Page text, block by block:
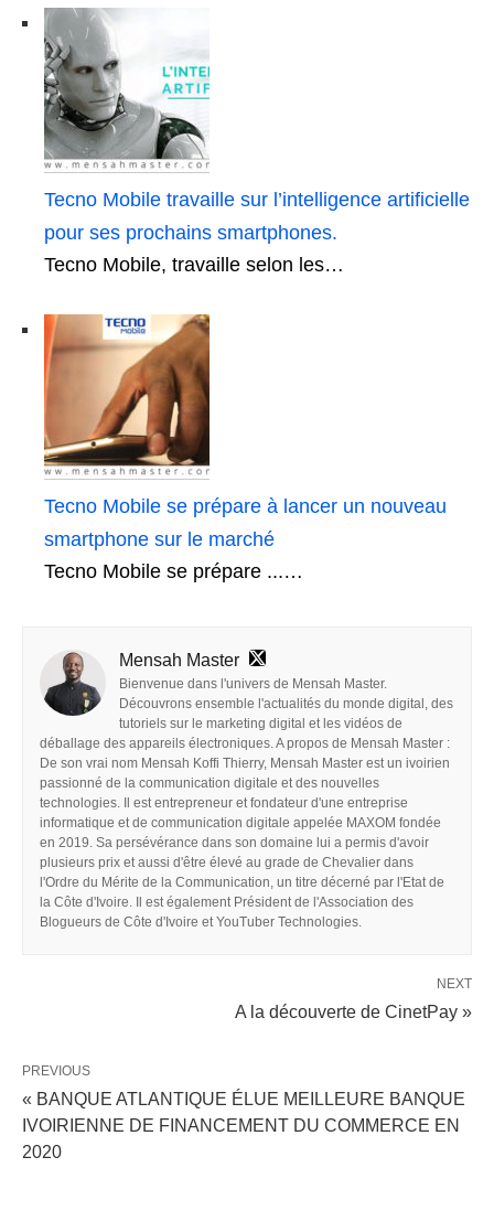
Tecno Mobile travaille sur l’intelligence artificielle
pour ses prochains smartphones.
Tecno Mobile, travaille selon les…
Tecno Mobile se prépare à lancer un nouveau
smartphone sur le marché
Tecno Mobile se prépare ...…
Mensah Master
Bienvenue dans l'univers de Mensah Master.
Découvrons ensemble l'actualités du monde digital, des
tutoriels sur le marketing digital et les vidéos de
déballage des appareils électroniques. A propos de Mensah Master :
De son vrai nom Mensah Koffi Thierry, Mensah Master est un ivoirien
passionné de la communication digitale et des nouvelles
technologies. Il est entrepreneur et fondateur d'une entreprise
informatique et de communication digitale appelée MAXOM fondée
en 2019. Sa persévérance dans son domaine lui a permis d'avoir
plusieurs prix et aussi d'être élevé au grade de Chevalier dans
l'Ordre du Mérite de la Communication, un titre décerné par l'Etat de
la Côte d'Ivoire. Il est également Président de l'Association des
Blogueurs de Côte d'Ivoire et YouTuber Technologies.
NEXT
A la découverte de CinetPay »
PREVIOUS
« BANQUE ATLANTIQUE ÉLUE MEILLEURE BANQUE
IVOIRIENNE DE FINANCEMENT DU COMMERCE EN
2020